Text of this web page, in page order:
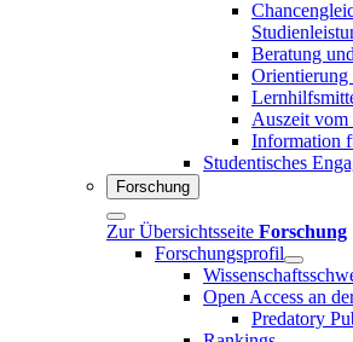
Beratung
Orientierung
Auszeit
Information
Studentisches
Forschung
Zur Übersichtsseite Forschung
Forschungsprofil
Open Access an
Predatory